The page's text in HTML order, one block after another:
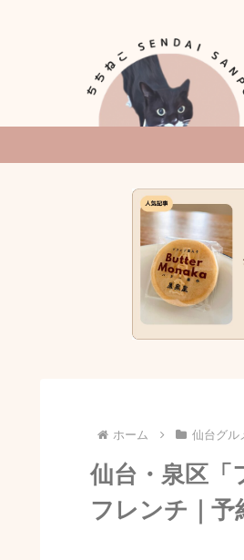
ホーム 仙台グル
仙台・泉区「
フレンチ｜予